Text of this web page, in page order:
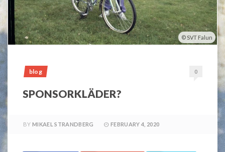
SVT Falun
blog 0
SPONSORKLÄDER?
BY MIKAEL STRANDBERG FEBRUARY 4, 2020